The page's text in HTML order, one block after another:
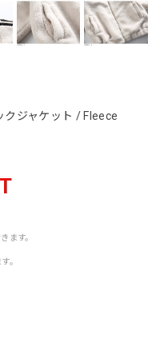
クジャケット / Fleece
ます。
。